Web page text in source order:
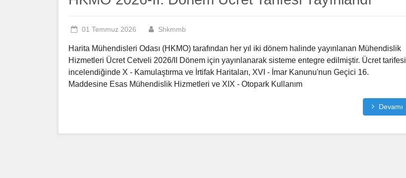
01 Temmuz 2026 Shkmmb
Harita Mühendisleri Odası (HKMO) tarafından her yıl iki dönem halinde yayınlanan Mühendislik
Hizmetleri Ücret Cetveli 2026/II Dönem için yayınlanarak sisteme entegre edilmiştir. Ücret tarifesi
incelendiğinde X - Kamulaştırma ve İrtifak Haritaları, XVI - İmar Kanunu'nun Geçici 16.
Maddesine Esas Mühendislik Hizmetleri ve XIX - Otopark Kullanım
Devamı